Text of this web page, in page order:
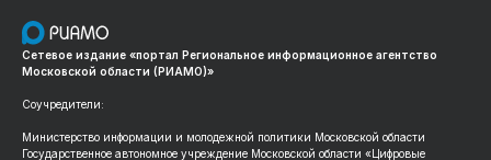
Сетевое издание «портал Региональное информационное агентство
Московской области (РИАМО)»
Соучредители:
Министерство информации и молодежной политики Московской области
Государственное автономное учреждение Московской области «Цифровые